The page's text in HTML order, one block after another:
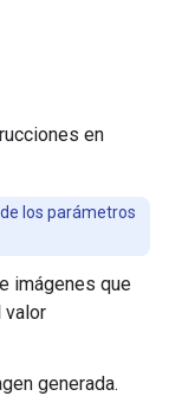
en
los parámetros
imágenes que
valor
generada.